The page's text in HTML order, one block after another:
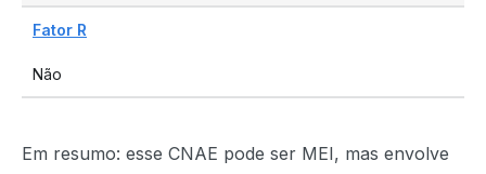
Fator R
Não
Em resumo: esse CNAE pode ser MEI, mas envolve